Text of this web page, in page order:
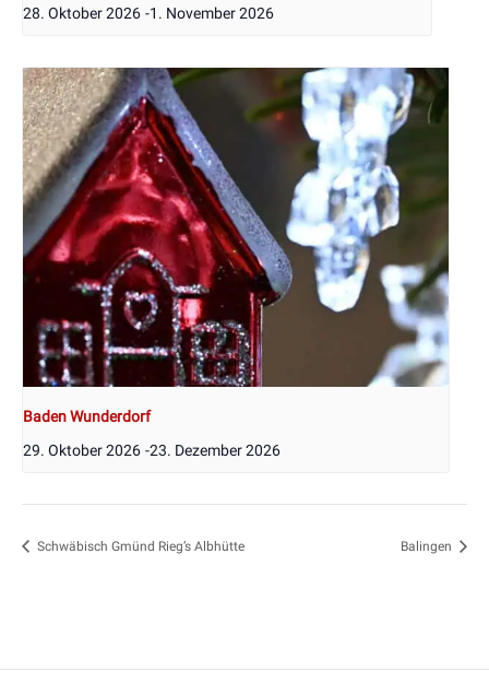
28. Oktober 2026 -1. November 2026
Baden Wunderdorf
29. Oktober 2026 -23. Dezember 2026
Schwäbisch Gmünd Rieg’s Albhütte Balingen